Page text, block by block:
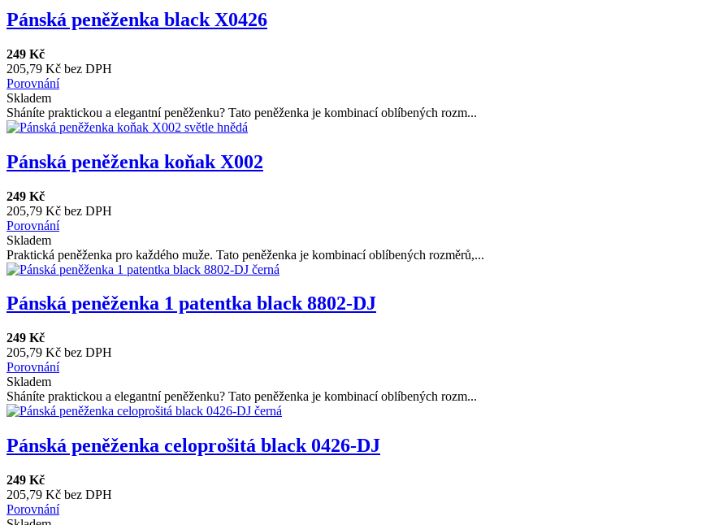
Pánská peněženka black X0426
249 Kč
205,79 Kč bez DPH
Porovnání
Skladem
Sháníte praktickou a elegantní peněženku? Tato peněženka je kombinací oblíbených rozm...
Pánská peněženka koňak X002
249 Kč
205,79 Kč bez DPH
Porovnání
Skladem
Praktická peněženka pro každého muže. Tato peněženka je kombinací oblíbených rozměrů,...
Pánská peněženka 1 patentka black 8802-DJ
249 Kč
205,79 Kč bez DPH
Porovnání
Skladem
Sháníte praktickou a elegantní peněženku? Tato peněženka je kombinací oblíbených rozm...
Pánská peněženka celoprošitá black 0426-DJ
249 Kč
205,79 Kč bez DPH
Porovnání